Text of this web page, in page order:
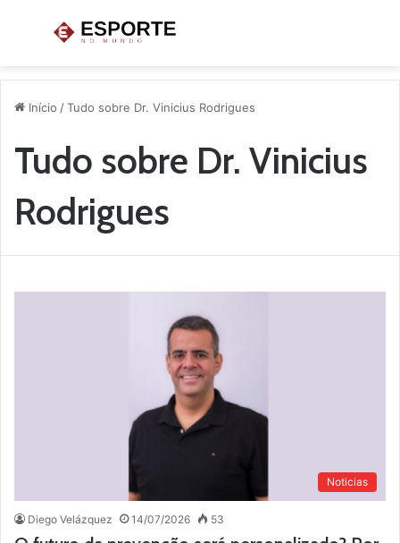
Menu
Início /Tudo sobre Dr. Vinicius Rodrigues
Tudo sobre Dr. Vinicius
Rodrigues
Noticias
Diego Velázquez 14/07/2026 53